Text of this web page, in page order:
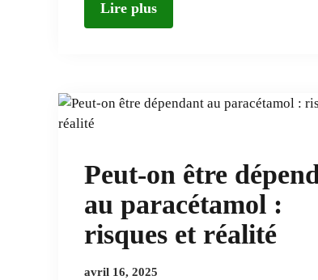
Lire plus
Peut-on être
au paracétamol :
risques et réalité
avril 16, 2025